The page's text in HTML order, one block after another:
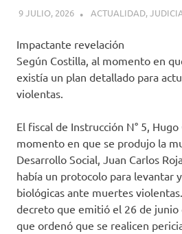
9 JULIO, 2026 H P
ACTUALIDAD,
Impactante revelación
Según Costilla, al momento en
existía un plan detallado para
violentas.
El fiscal de Instrucción N° 5,
momento en que se produjo la
Desarrollo Social, Juan Carlos
había un protocolo para levantar
biológicas ante muertes
decreto que emitió el 26 de junio
que ordenó que se realicen